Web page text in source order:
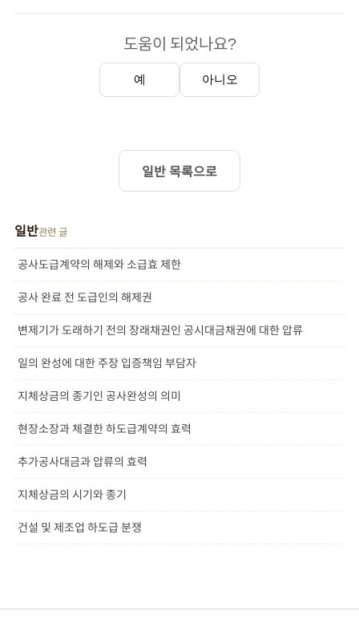
도움이 되었나요?
예 아니오
일반 목록으로
일반관련 글
공사도급계약의 해제와 소급효 제한
공사 완료 전 도급인의 해제권
변제기가 도래하기 전의 장래채권인 공시대금채권에 대한 압류
일의 완성에 대한 주장 입증책임 부담자
지체상금의 종기인 공사완성의 의미
현장소장과 체결한 하도급계약의 효력
추가공사대금과 압류의 효력
지체상금의 시기와 종기
건설 및 제조업 하도급 분쟁